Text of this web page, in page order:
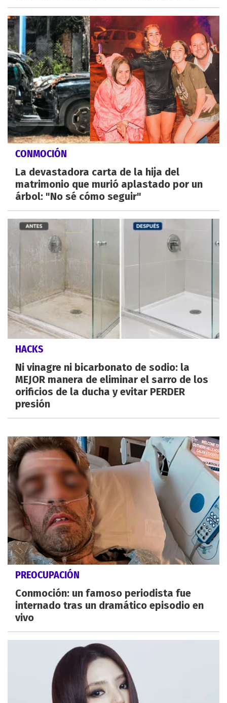
CONMOCIÓN
La devastadora carta de la hija del
matrimonio que murió aplastado por un
árbol: "No sé cómo seguir"
HACKS
Ni vinagre ni bicarbonato de sodio: la
MEJOR manera de eliminar el sarro de los
orificios de la ducha y evitar PERDER
presión
PREOCUPACIÓN
Conmoción: un famoso periodista fue
internado tras un dramático episodio en
vivo